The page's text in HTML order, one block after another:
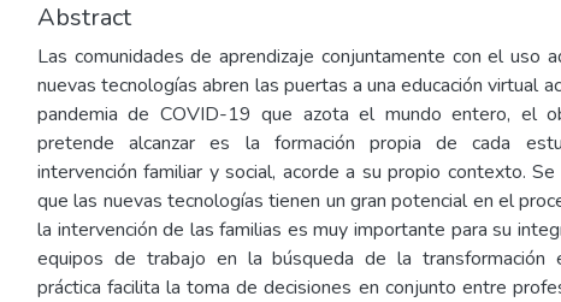
Abstract
Las comunidades de aprendizaje conjuntamente con el uso
nuevas tecnologías abren las puertas a una educación virtual
pandemia de COVID-19 que azota el mundo entero, el
pretende alcanzar es la formación propia de cada
intervención familiar y social, acorde a su propio contexto.
que las nuevas tecnologías tienen un gran potencial en el
la intervención de las familias es muy importante para su
equipos de trabajo en la búsqueda de la transformación
práctica facilita la toma de decisiones en conjunto entre